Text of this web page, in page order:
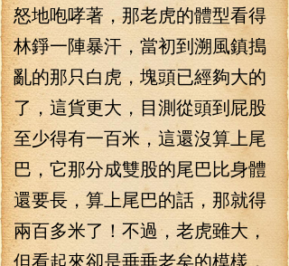
怒地咆哮著，那老虎的體型看得
林錚一陣暴汗，當初到溯風鎮搗
亂的那只白虎，塊頭已經夠大的
了，這貨更大，目測從頭到屁股
至少得有一百米，這還沒算上尾
巴，它那分成雙股的尾巴比身體
還要長，算上尾巴的話，那就得
兩百多米了！不過，老虎雖大，
但看起來卻是垂垂老矣的模樣，